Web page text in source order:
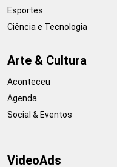
Esportes
Ciência e Tecnologia
Arte & Cultura
Aconteceu
Agenda
Social & Eventos
VideoAds